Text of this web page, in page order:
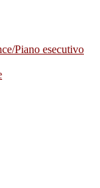
Piano esecutivo